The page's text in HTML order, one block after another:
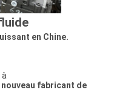
en Chine.
fabricant de